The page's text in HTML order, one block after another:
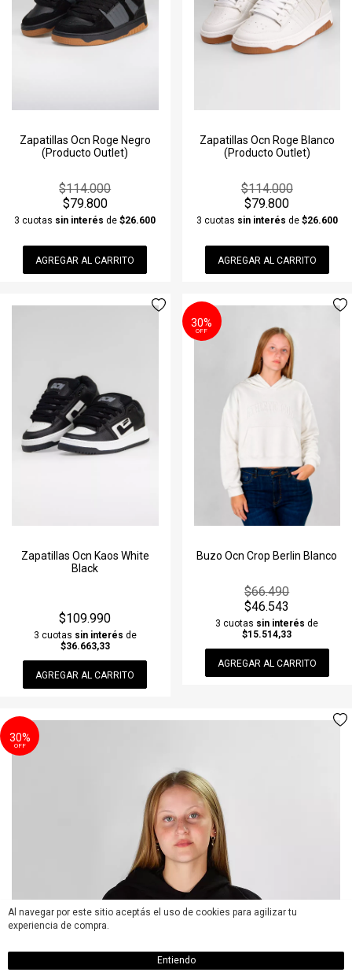
Al navegar por este sitio aceptás el uso de cookies para agilizar tu
experiencia de compra.
Entiendo
Zapatillas Ocn Roge Negro
(Producto Outlet)
$114.000
$79.800
3 cuotas sin interés de$26.600
AGREGAR AL CARRITO
Zapatillas Ocn Roge Blanco
(Producto Outlet)
$114.000
$79.800
3 cuotas sin interés de $26.600
AGREGAR AL CARRITO
Zapatillas Ocn Kaos White
Black
$109.990
3 cuotas sin interés de
$36.663,33
AGREGAR AL CARRITO
Buzo Ocn Crop Berlin Blanco
30%
OFF
$66.490
$46.543
3 cuotas sin interés de
$15.514,33
AGREGAR AL CARRITO
30%
OFF